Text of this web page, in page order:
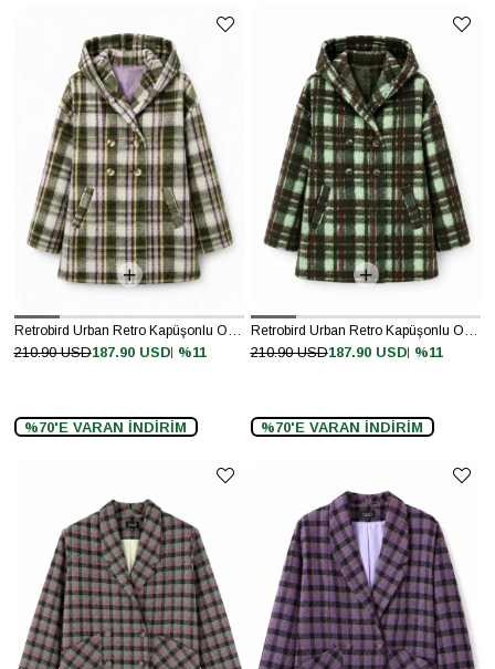
Retrobird Urban Retro Kapüşonlu Oversize Yeşil Lila Ceket Kaban
%11
187.90 USD
210.90 USD
%70'E VARAN İNDİRİM
Retrobird Urban Retro Kapüşonlu Oversize Haki Ceket Kaban
%11
187.90 USD
210.90 USD
%70'E VARAN İNDİRİM